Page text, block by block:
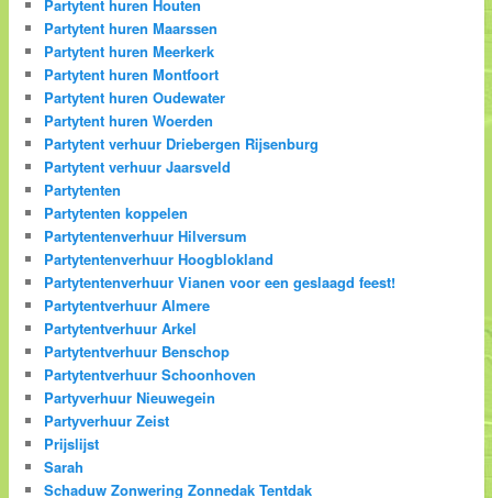
Partytent huren Houten
Partytent huren Maarssen
Partytent huren Meerkerk
Partytent huren Montfoort
Partytent huren Oudewater
Partytent huren Woerden
Partytent verhuur Driebergen Rijsenburg
Partytent verhuur Jaarsveld
Partytenten
Partytenten koppelen
Partytentenverhuur Hilversum
Partytentenverhuur Hoogblokland
Partytentenverhuur Vianen voor een geslaagd feest!
Partytentverhuur Almere
Partytentverhuur Arkel
Partytentverhuur Benschop
Partytentverhuur Schoonhoven
Partyverhuur Nieuwegein
Partyverhuur Zeist
Prijslijst
Sarah
Schaduw Zonwering Zonnedak Tentdak